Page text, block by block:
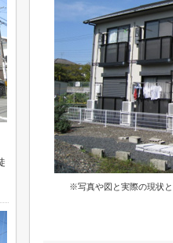
※写真や図と実際の現状